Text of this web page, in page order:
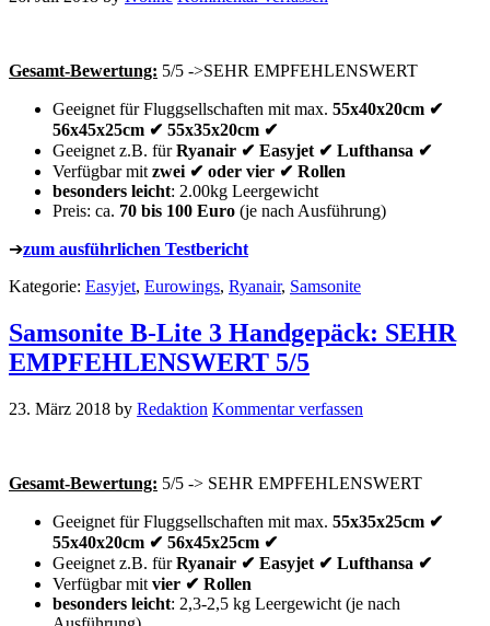
Gesamt-Bewertung: 5/5 ->SEHR EMPFEHLENSWERT
Geeignet für Fluggsellschaften mit max. 55x40x20cm ✔
56x45x25cm ✔ 55x35x20cm ✔
Geeignet z.B. fürRyanair ✔ Easyjet ✔ Lufthansa ✔
Verfügbar mit zwei ✔ oder vier ✔ Rollen
besonders leicht: 2.00kg Leergewicht
Preis: ca. 70 bis 100 Euro (je nach Ausführung)
➔zum ausführlichen Testbericht
Kategorie: Easyjet, Eurowings, Ryanair, Samsonite
Samsonite B-Lite 3 Handgepäck: SEHR
EMPFEHLENSWERT 5/5
23. März 2018 by Redaktion Kommentar verfassen
Gesamt-Bewertung: 5/5 -> SEHR EMPFEHLENSWERT
Geeignet für Fluggsellschaften mit max. 55x35x25cm ✔
55x40x20cm ✔ 56x45x25cm ✔
Geeignet z.B. fürRyanair ✔ Easyjet ✔ Lufthansa ✔
Verfügbar mit vier ✔ Rollen
besonders leicht: 2,3-2,5 kg Leergewicht (je nach